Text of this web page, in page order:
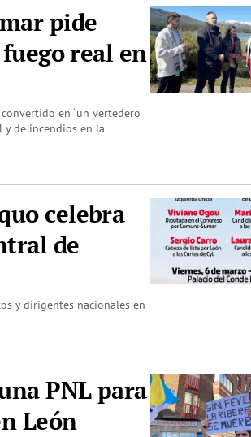
pide
real en
en “un vertedero
y de incendios en la
celebra
de
y dirigentes nacionales en
PNL para
León